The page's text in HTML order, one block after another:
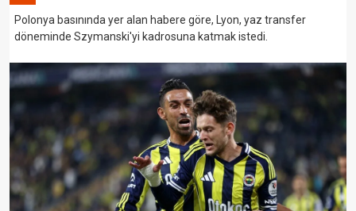
Polonya basınında yer alan habere göre, Lyon, yaz transfer
döneminde Szymanski'yi kadrosuna katmak istedi.